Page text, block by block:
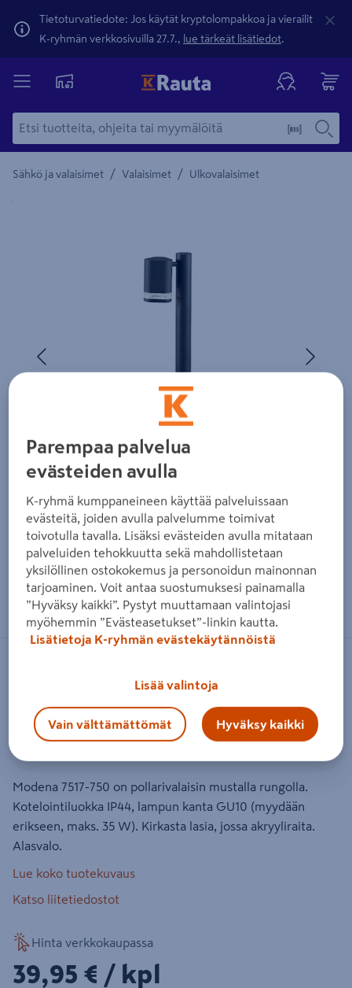
Tietoturvatiedote: Jos käytät kryptolompakkoa ja vierailit
K-ryhmän verkkosivuilla 27.7., lue tärkeät lisätiedot.
Sähkö ja valaisimet / Valaisimet / Ulkovalaisimet
Yksityiskohtainen kuvaus löytyy Tuotteen kuvaus -
Zoomaa kuvaa sormilla kosketusnäytöllä
Pylväsvalaisin Konstsmide Modena
musta 35W GU10
Tuotenumero:500992247 EAN-koodi 7318307517750
Modena 7517-750 on pollarivalaisin mustalla rungolla.
Kotelointiluokka IP44, lampun kanta GU10 (myydään
erikseen, maks. 35 W). Kirkasta lasia, jossa akryyliraita.
Alasvalo.
Lue koko tuotekuvaus
Katso liitetiedostot
Hinta verkkokaupassa
39,95€/kpl
39,95 € / kpl
Parempaa palvelua
evästeiden avulla
K-ryhmä kumppaneineen käyttää palveluissaan
evästeitä, joiden avulla palvelumme toimivat
toivotulla tavalla. Lisäksi evästeiden avulla mitataan
palveluiden tehokkuutta sekä mahdollistetaan
yksilöllinen ostokokemus ja personoidun mainonnan
tarjoaminen. Voit antaa suostumuksesi painamalla
”Hyväksy kaikki”. Pystyt muuttamaan valintojasi
myöhemmin ”Evästeasetukset”-linkin kautta.
Lisätietoja K-ryhmän evästekäytännöistä
Lisää valintoja
Vain välttämättömät Hyväksy kaikki